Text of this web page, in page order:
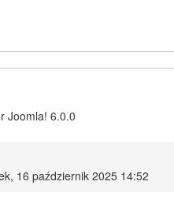
Joomla! 6.0.0
16 październik 2025 14:52